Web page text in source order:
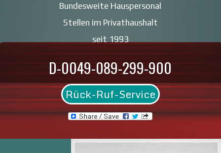
Bundesweite Hauspersonal
Stellen im Privathaushalt
seit 1993
D-0049-089-299-900
Rück-Ruf-Service